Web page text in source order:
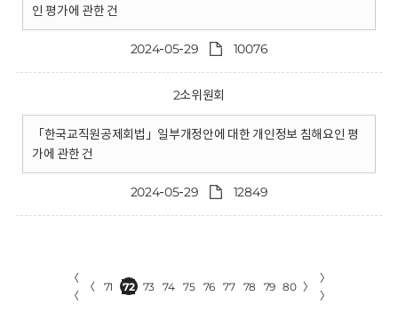
인 평가에 관한 건
2024-05-29 10076
2소위원회
「한국교직원공제회법」일부개정안에 대한 개인정보 침해요인 평
가에 관한 건
2024-05-29 12849
〈
〈
〈 71 72 73 74 75 76 77 78 79 80 〉
〉
〉